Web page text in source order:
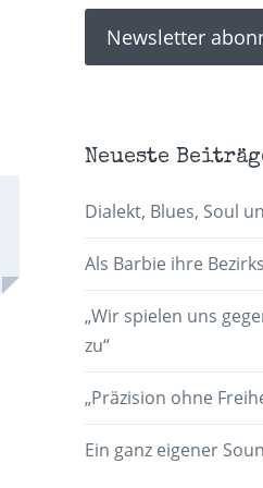
Neueste
Dialekt, Blues, Soul
Als Barbie ihre
„Wir spielen uns
zu“
„Präzision ohne
Ein ganz eigener